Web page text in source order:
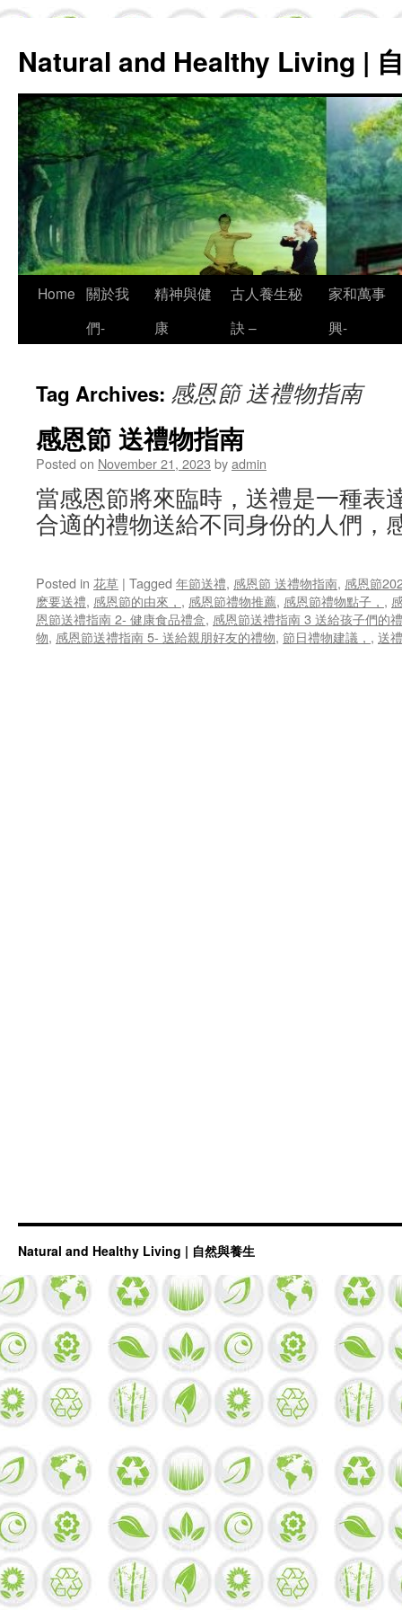
Natural and Healthy Living |
Skip
Home 關於我
們-
精神與健
康
古人養生秘
訣 –
家和萬事
興-
Tag Archives: 感恩節 送禮物指南
感恩節 送禮物指南
Posted on November 21, 2023 byadmin
當感恩節將來臨時，送禮是一種表
合適的禮物送給不同身份的人們，
Posted in 花草 | Tagged 年節送禮, 感恩節 送禮物指南, 感恩節
麽要送禮, 感恩節的由來， , 感恩節禮物推薦, 感恩節禮物點子， ,
恩節送禮指南 2- 健康食品禮盒, 感恩節送禮指南 3 送給孩子們的
物, 感恩節送禮指南 5- 送給親朋好友的禮物, 節日禮物建議， , 送
Natural and Healthy Living | 自然與養生